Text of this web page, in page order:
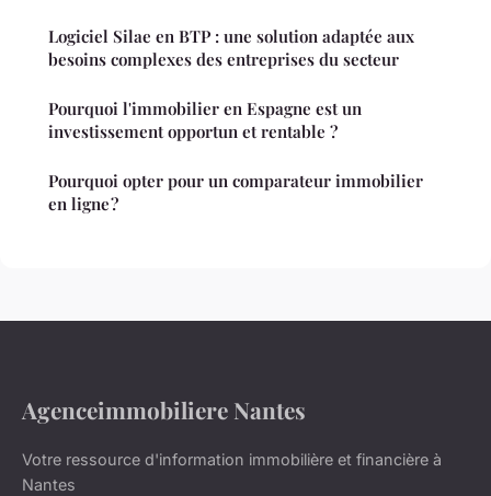
Logiciel Silae en BTP : une solution adaptée aux
besoins complexes des entreprises du secteur
Pourquoi l'immobilier en Espagne est un
investissement opportun et rentable ?
Pourquoi opter pour un comparateur immobilier
en ligne ?
Agenceimmobiliere Nantes
Votre ressource d'information immobilière et financière à
Nantes